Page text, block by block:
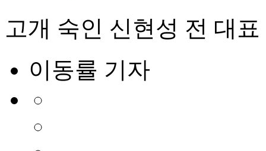
고개 숙인 신현성 전 대
이동률 기자